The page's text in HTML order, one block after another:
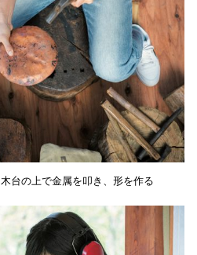
台の上で金属を叩き、形を作る